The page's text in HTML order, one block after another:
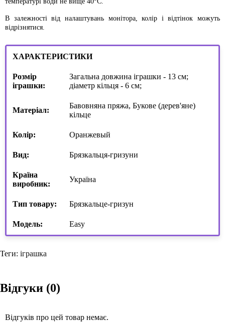
В залежності від налаштувань монітора, колір і відтінок можуть
відрізнятися.
ХАРАКТЕРИСТИКИ
Розмір
іграшки:
Загальна довжина іграшки - 13 см;
діаметр кільця - 6 см;
Матеріал:
Бавовняна пряжа, Букове (дерев'яне)
кільце
Колір: Оранжевый
Вид: Брязкальця-гризуни
Країна
виробник:
Україна
Тип товару: Брязкальце-гризун
Модель: Easy
Теги: іграшка
Відгуки (0)
Відгуків про цей товар немає.